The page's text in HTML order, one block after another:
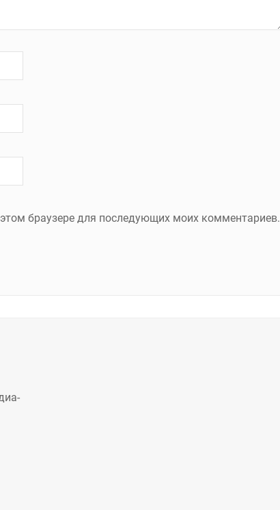
браузере для последующих моих комментариев.